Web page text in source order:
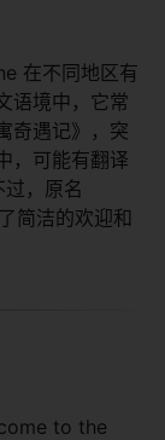
在不同地区有
语境中，它常
奇遇记》，突
，可能有翻译
，原名
简洁的欢迎和
to the